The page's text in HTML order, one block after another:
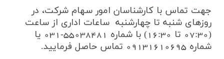
روابط عمومی
فروش و مشتریان
جهت تماس با کارشناسان امور سهام شرکت، در
روزهای شنبه تا چهارشنبه ساعات اداری از ساعت
(07:30 تا 16:30) با شماره 55038481-031 یا
شماره 09131610695 تماس حاصل فرمایید.